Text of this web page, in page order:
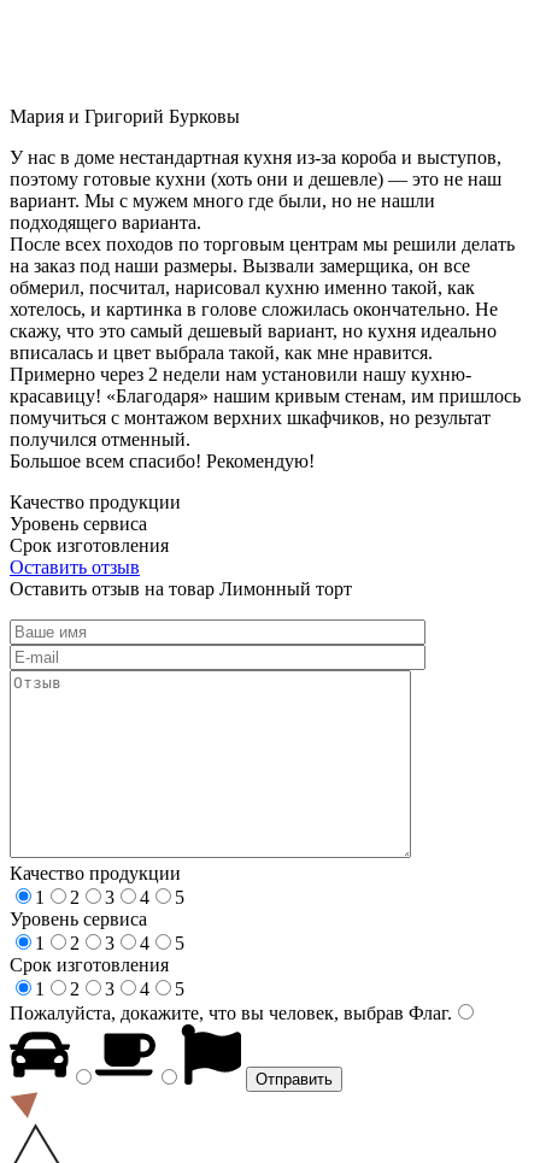
Мария и Григорий Бурковы
У нас в доме нестандартная кухня из-за короба и выступов,
поэтому готовые кухни (хоть они и дешевле) — это не наш
вариант. Мы с мужем много где были, но не нашли
подходящего варианта.
После всех походов по торговым центрам мы решили делать
на заказ под наши размеры. Вызвали замерщика, он все
обмерил, посчитал, нарисовал кухню именно такой, как
хотелось, и картинка в голове сложилась окончательно. Не
скажу, что это самый дешевый вариант, но кухня идеально
вписалась и цвет выбрала такой, как мне нравится.
Примерно через 2 недели нам установили нашу кухню-
красавицу! «Благодаря» нашим кривым стенам, им пришлось
помучиться с монтажом верхних шкафчиков, но результат
получился отменный.
Большое всем спасибо! Рекомендую!
Качество продукции
Уровень сервиса
Срок изготовления
Оставить отзыв
Оставить отзыв на товар Лимонный торт
Качество продукции
1
2 3 4
5
Уровень сервиса
1
2 3 4
5
Срок изготовления
1
2 3 4
5
Пожалуйста, докажите, что вы человек, выбрав Флаг.